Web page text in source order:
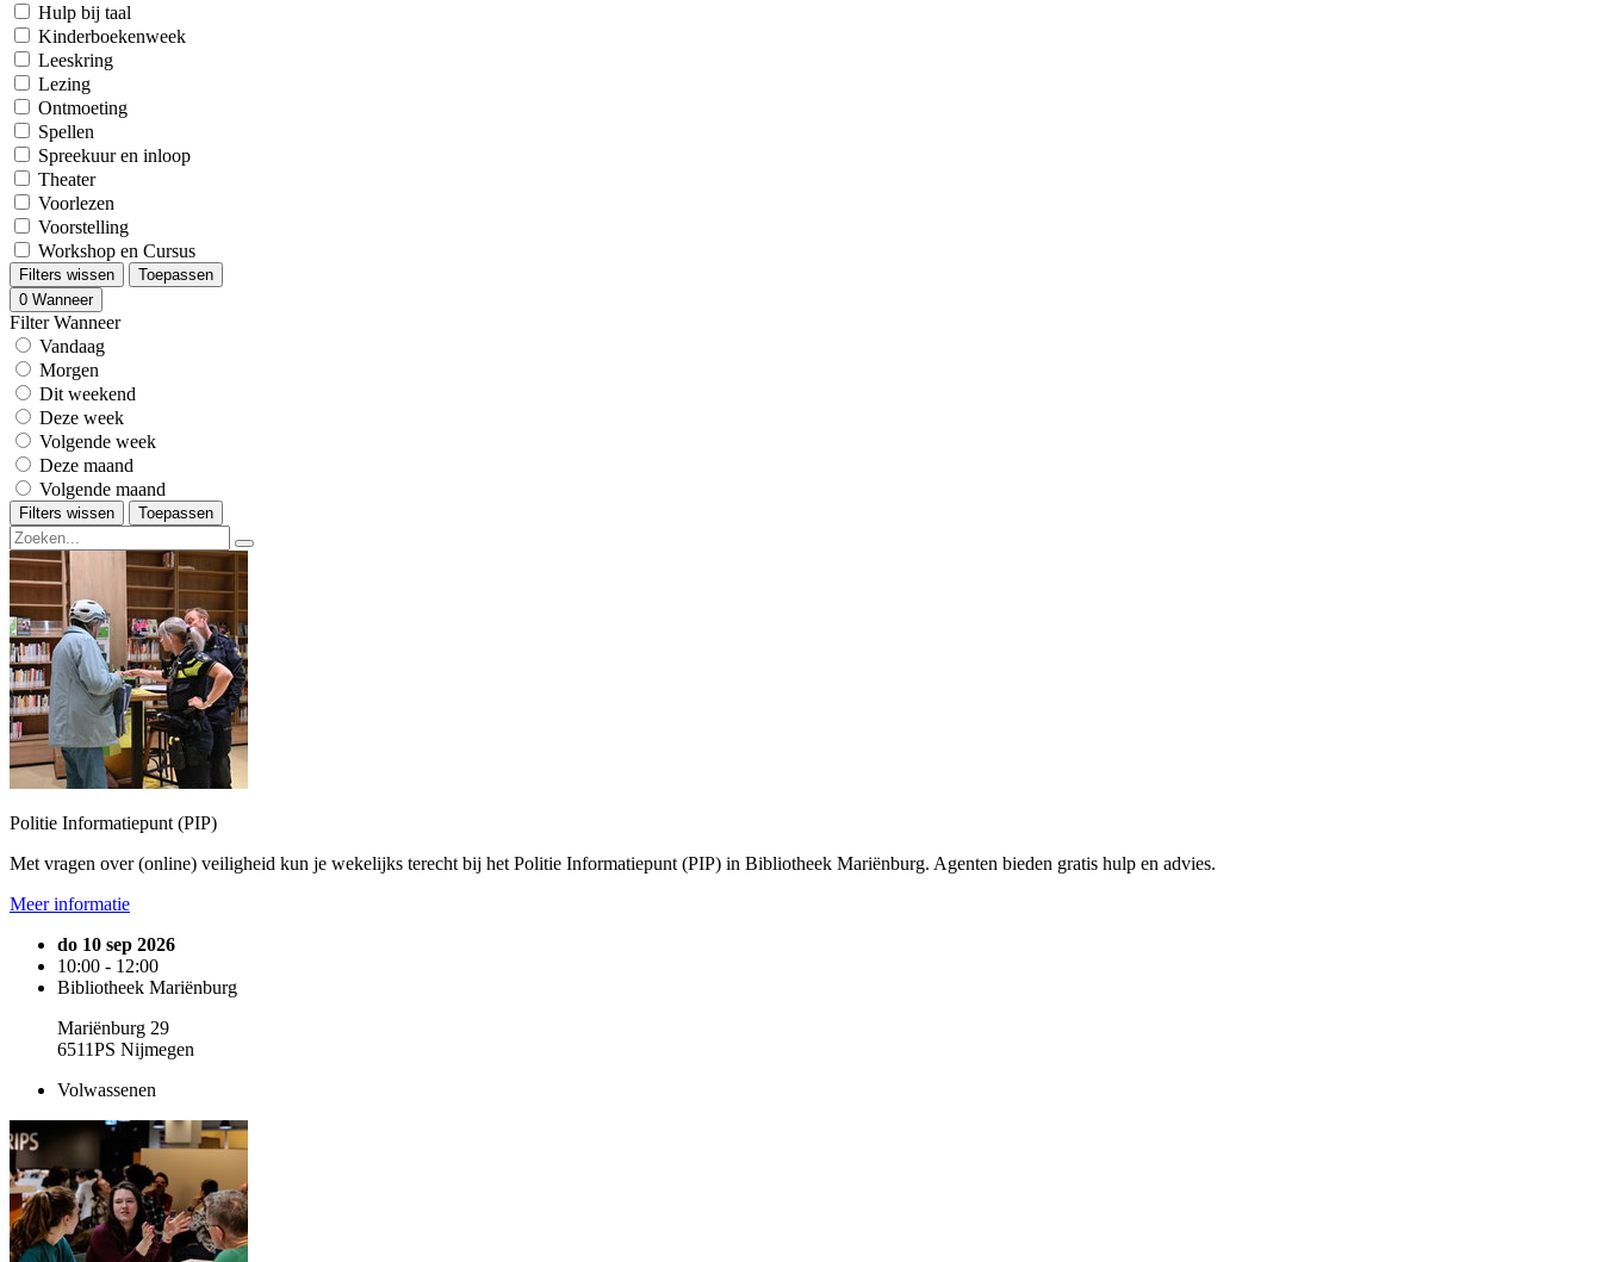
Hulp bij taal
Kinderboekenweek
Leeskring
Lezing
Ontmoeting
Spellen
Spreekuur en inloop
Theater
Voorlezen
Voorstelling
Workshop en Cursus
Filters wissen
Toepassen
0 Wanneer
Filter Wanneer
Vandaag
Morgen
Dit weekend
Deze week
Volgende week
Deze maand
Volgende maand
Filters wissen Toepassen
Politie Informatiepunt (PIP)
Met vragen over (online) veiligheid kun je wekelijks terecht bij het Politie Informatiepunt (PIP) in Bibliotheek Mariënburg. Agenten bieden gratis hulp en advies.
Meer informatie
do 10 sep 2026
10:00 - 12:00
Bibliotheek Mariënburg
Mariënburg 29
6511PS Nijmegen
Volwassenen